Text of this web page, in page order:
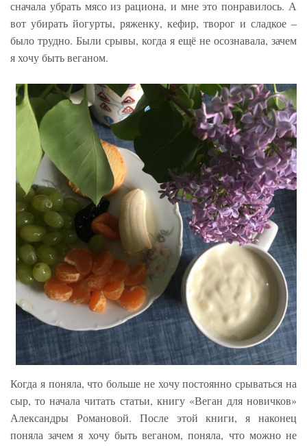
сначала убрать мясо из рациона, и мне это понравилось. А
вот убирать йогурты, ряженку, кефир, творог и сладкое –
было трудно. Были срывы, когда я ещё не осознавала, зачем
я хочу быть веганом.
Когда я поняла, что больше не хочу постоянно срываться на
сыр, то начала читать статьи, книгу «Веган для новичков»
Александры Романовой. После этой книги, я наконец
поняла зачем я хочу быть веганом, поняла, что можно не